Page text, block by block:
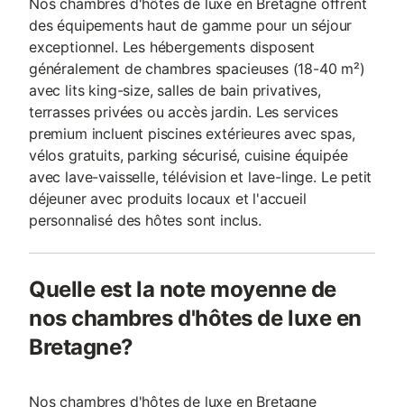
Nos chambres d'hôtes de luxe en Bretagne offrent
des équipements haut de gamme pour un séjour
exceptionnel. Les hébergements disposent
généralement de chambres spacieuses (18-40 m²)
avec lits king-size, salles de bain privatives,
terrasses privées ou accès jardin. Les services
premium incluent piscines extérieures avec spas,
vélos gratuits, parking sécurisé, cuisine équipée
avec lave-vaisselle, télévision et lave-linge. Le petit
déjeuner avec produits locaux et l'accueil
personnalisé des hôtes sont inclus.
Quelle est la note moyenne de
nos chambres d'hôtes de luxe en
Bretagne?
Nos chambres d'hôtes de luxe en Bretagne